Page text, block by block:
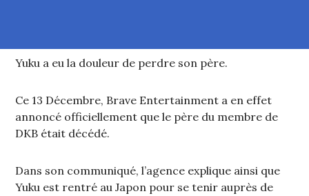
Yuku a eu la douleur de perdre son père.
Ce 13 Décembre, Brave Entertainment a en effet
annoncé officiellement que le père du membre de
DKB était décédé.
Dans son communiqué, l’agence explique ainsi que
Yuku est rentré au Japon pour se tenir auprès de